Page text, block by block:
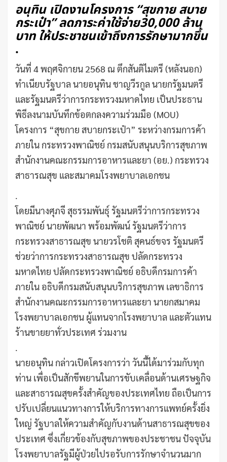
อนุทิน เปิดงานโครงการ “สุขกาย สบาย
กระเป๋า” ลดภาระค่าใช้จ่าย30,000 ล้าน
บาท ให้ประชาชนเข้าถึงการรักษามากขึ้น
.
วันที่ 4 พฤศจิกายน 2568 ณ ตึกสันติไมตรี (หลังนอก)
ทำเนียบรัฐบาล นายอนุทิน ชาญวีรกูล นายกรัฐมนตรี
และรัฐมนตรีว่าการกระทรวงมหาดไทย เป็นประธาน
พิธีลงนามบันทึกข้อตกลงความร่วมมือ (MOU)
โครงการ “สุขกาย สบายกระเป๋า” ระหว่างกรมการค้า
ภายใน กระทรวงพาณิชย์ กรมสนับสนุนบริการสุขภาพ
สำนักงานคณะกรรมการอาหารและยา (อย.) กระทรวง
สาธารณสุข และสมาคมโรงพยาบาลเอกชน
.
โดยมีนางศุภจี สุธรรมพันธุ์ รัฐมนตรีว่าการกระทรวง
พาณิชย์ นายพัฒนา พร้อมพัฒน์ รัฐมนตรีว่าการ
กระทรวงสาธารณสุข นายวรโชติ สุคนธ์ขจร รัฐมนตรี
ช่วยว่าการกระทรวงสาธารณสุข ปลัดกระทรวง
มหาดไทย ปลัดกระทรวงพาณิชย์ อธิบดีกรมการค้า
ภายใน อธิบดีกรมสนับสนุนบริการสุขภาพ เลขาธิการ
สำนักงานคณะกรรมการอาหารและยา นายกสมาคม
โรงพยาบาลเอกชน ผู้แทนจากโรงพยาบาล และตัวแทน
ร้านขายยาทั่วประเทศ ร่วมงาน
.
นายอนุทิน กล่าวเปิดโครงการว่า วันนี้ได้มาร่วมกับทุก
ท่าน เพื่อเป็นสักขีพยานในการขับเคลื่อนด้านเศรษฐกิจ
และสาธารณสุขครั้งสำคัญของประเทศไทย ถือเป็นการ
ปรับเปลี่ยนแนวทางการให้บริการทางการแพทย์ครั้งยิ่ง
ใหญ่ รัฐบาลให้ความสำคัญกับงานด้านสาธารณสุขของ
ประเทศ ซึ่งเกี่ยวข้องกับสุขภาพของประชาชน ปัจจุบัน
โรงพยาบาลรัฐมีผู้ป่วยไปรอรับการรักษาจำนวนมาก